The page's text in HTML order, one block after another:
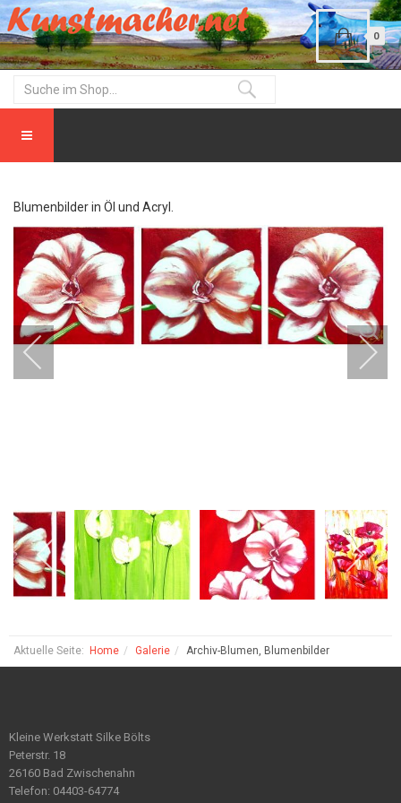
0
Blumenbilder in Öl und Acryl.
Aktuelle Seite: Home Galerie Archiv-Blumen, Blumenbilder
Kleine Werkstatt Silke Bölts
Peterstr. 18
26160 Bad Zwischenahn
Telefon: 04403-64774